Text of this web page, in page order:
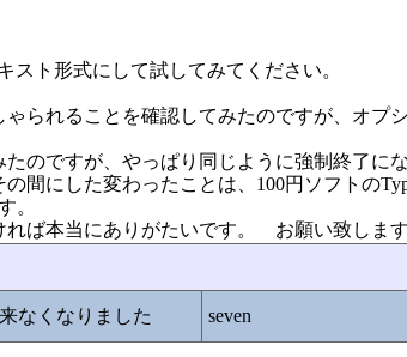
ト形式にして試してみてください。
られることを確認してみたのですが、オプ
のですが、やっぱり同じように強制終了にな
間にした変わったことは、100円ソフトの
。
ば本当にありがたいです。 お願い致します
なくなりました seven